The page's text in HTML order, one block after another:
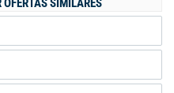
DE AREAS COMUNES). EL
SOCIALES. PRECIO DE
... - Código 9721511
SIMILARES